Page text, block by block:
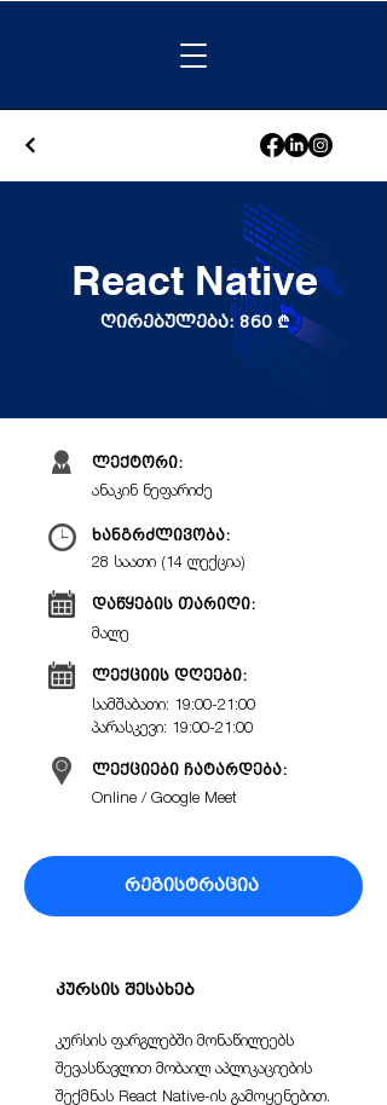
ღირებულება: 860₾
React Native
ლექტორი:
ანაკინ ნეფარიძე
ხანგრძლივობა:
28 საათი (14 ლექცია)
დაწყების თარიღი:
მალე
ლექციის დღეები:
სამშაბათი: 19:00-21:00
პარასკევი: 19:00-21:00
ლექციები ჩატარდება:
Online / Google Meet
რეგისტრაცია
კურსის შესახებ
კურსის ფარგლებში მონაწილეებს
შევასწავლით მობაილ აპლიკაციების
შექმნას React Native-ის გამოყენებით.